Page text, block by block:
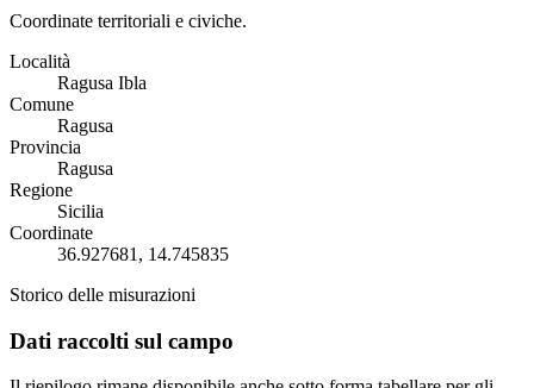
Coordinate territoriali e civiche.
Località
Ragusa Ibla
Comune
Ragusa
Provincia
Ragusa
Regione
Sicilia
Coordinate
36.927681, 14.745835
Storico delle misurazioni
Dati raccolti sul campo